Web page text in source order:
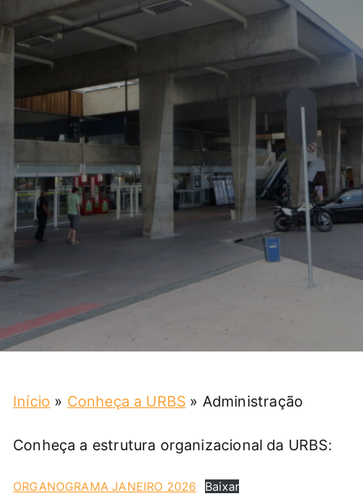
Início » Conheça a URBS » Administração
Conheça a estrutura organizacional da URBS:
ORGANOGRAMA JANEIRO 2026 Baixar